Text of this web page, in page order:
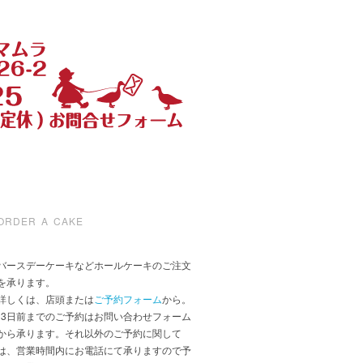
A CAKE
ースデーケーキなどホールケーキのご注文
承ります。
しくは、店頭またはご予約フォームから。
日前までのご予約はお問い合わせフォーム
ら承ります。それ以外のご予約に関して
、営業時間内にお電話にて承りますので予